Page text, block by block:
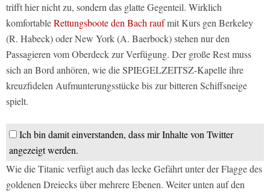
trifft hier nicht zu, sondern das glatte Gegenteil. Wirklich
komfortableRettungsboote den Bach raufmit Kurs gen Berkeley
(R. Habeck) oder New York (A. Baerbock) stehen nur den
Passagieren vom Oberdeck zur Verfügung. Der große Rest muss
sich an Bord anhören, wie die SPIEGELZEITSZ-Kapelle ihre
kreuzfidelen Aufmunterungsstücke bis zur bitteren Schiffsneige
spielt.
Ich bin damit einverstanden, dass mir Inhalte von Twitter
angezeigt werden.
Wie die Titanic verfügt auch das lecke Gefährt unter der Flagge des
goldenen Dreiecks über mehrere Ebenen. Weiter unten auf den